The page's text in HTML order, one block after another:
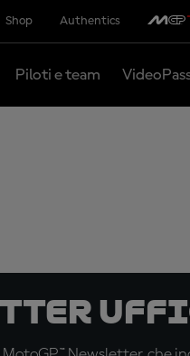
Shop Authentics
Piloti e team